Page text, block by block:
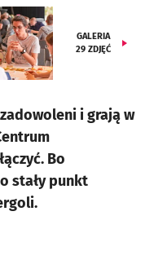
GALERIA
29 ZDJĘĆ
i grają w
Bo
stały punkt